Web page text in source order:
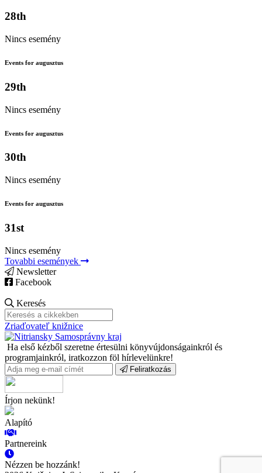
28th
Nincs esemény
Events for augusztus
29th
Nincs esemény
Events for augusztus
30th
Nincs esemény
Events for augusztus
31st
Nincs esemény
Tovabbi események
Newsletter
Facebook
Keresés
Zriaďovateľ knižnice
Ha első kézből szeretne értesülni könyvújdonságainkról és
programjainkról, iratkozzon föl hírlevelünkre!
Feliratkozás
Írjon nekünk!
Alapító
Partnereink
Nézzen be hozzánk!